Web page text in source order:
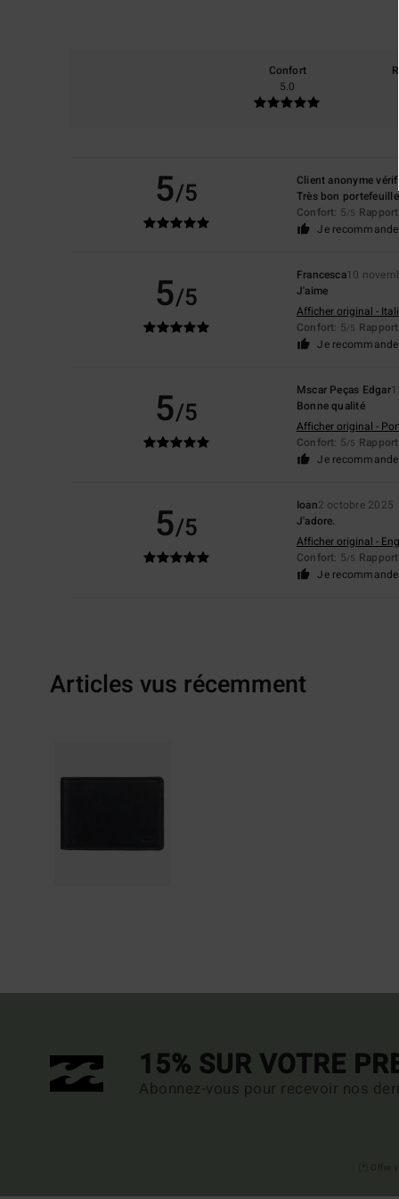
Confort
5.0
5/5 Client anonyme vérifié
Très bon portefeuille
Confort: 5/5
Je
5/5
Francesca10
J'aime
Afficher original -
Confort: 5/5
Je
5/5
Mscar Peças Edgar
Bonne qualité
Afficher original -
Confort: 5/5
Je
5/5
Ioan2 octobre 2025
J'adore.
Afficher original -
Confort: 5/5
Je
Articles vus récemment
15% SUR VOTRE
Abonnez-vous pour recevoir nos